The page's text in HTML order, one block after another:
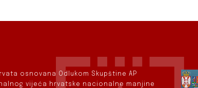
osnovana Odlukom Skupštine AP
vijeća hrvatske nacionalne manjine